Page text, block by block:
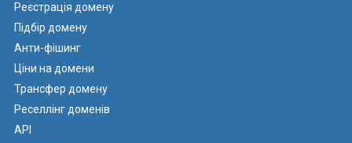
Реєстрація домену
Підбір домену
Анти-фішинг
Ціни на домени
Трансфер домену
Реселлінг доменів
API